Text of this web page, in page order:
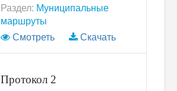
Раздел: Муниципальные
маршруты
Смотреть
Скачать
Протокол 2